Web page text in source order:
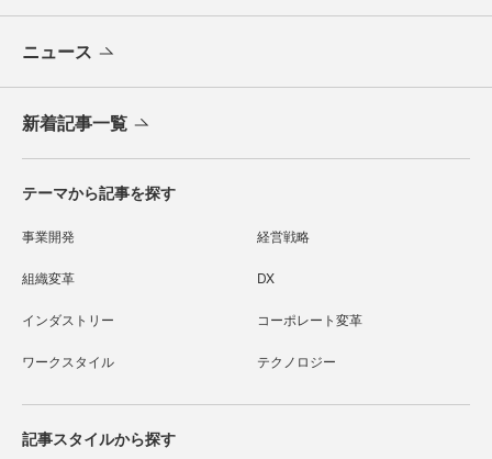
ニュース
新着記事一覧
テーマから記事を探す
事業開発 経営戦略
組織変革 DX
インダストリー コーポレート変革
ワークスタイル テクノロジー
記事スタイルから探す